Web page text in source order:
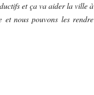
et ça va aider la ville à
nous pouvons les rendre